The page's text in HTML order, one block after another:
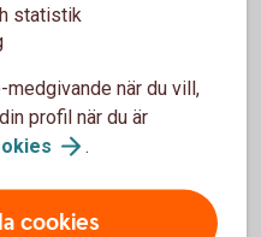
statistik
när du vill,
profil när du är
.
cookies